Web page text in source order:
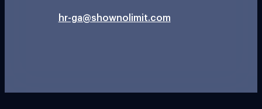
hr-ga@shownolimit.com